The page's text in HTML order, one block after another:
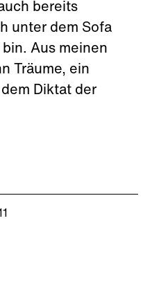
bereits
unter dem Sofa
Aus meinen
Träume, ein
Diktat der